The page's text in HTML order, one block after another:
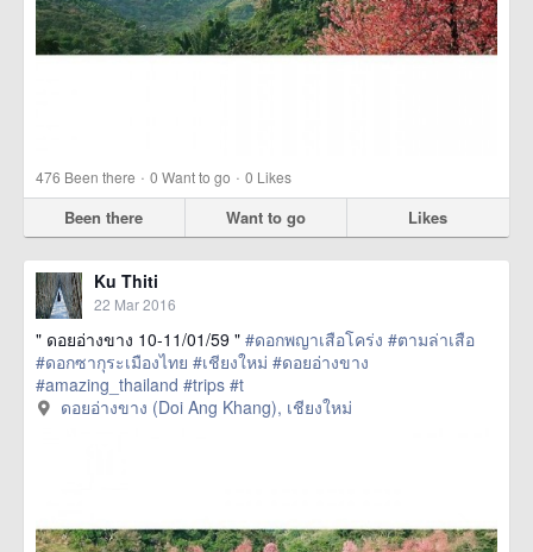
476 Been there · 0 Want to go · 0 Likes
Been there Want to go Likes
Ku Thiti
22 Mar 2016
" ดอยอ่างขาง 10-11/01/59 " #ดอกพญาเสือโคร่ง #ตามล่าเสือ
#ดอกซากุระเมืองไทย #เชียงใหม่ #ดอยอ่างขาง
#amazing_thailand #trips #t
href=https://m.thetrippacker.com/en/image/ดอยอ่าง
ดอยอ่างขาง (Doi Ang Khang), เชียงใหม่